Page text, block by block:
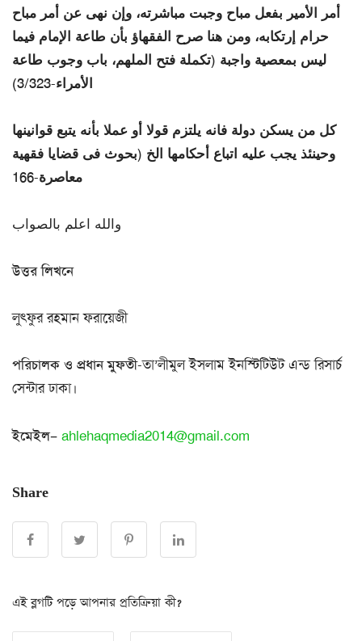
أمر الأمير بفعل مباح وجبت مباشرته، وإن نهى عن أمر مباح
حرام إرتكابه، ومن هنا صرح الفقهاؤ بأن طاعة الإمام فيما
ليس بمعصية واجبة (تكملة فتح الملهم، باب وجوب طاعة
الأمراء-3/323)
كل من يسكن دولة فانه يلتزم قولا أو عملا بأنه يتبع قوانينها
وحينئذ يجب عليه اتباع أحكامها الخ (بحوث فى قضايا فقهية
معاصرة-166
والله اعلم بالصواب
উত্তর লিখনে
লুৎফুর রহমান ফরায়েজী
পরিচালক ও প্রধান মুফতী-তা’লীমুল ইসলাম ইনস্টিটিউট এন্ড রিসার্চ
সেন্টার ঢাকা।
ইমেইল– ahlehaqmedia2014@gmail.com
Share
এই ব্লগটি পড়ে আপনার প্রতিক্রিয়া কী?